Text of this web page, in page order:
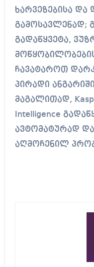
ხარვეზებისა და
გამოსავლენად;
გადაწყვეტა,
ჩავატაროთ
პირადი
მაგალითად,
Intelligence
ავტომატურად
აღმოჩენილ